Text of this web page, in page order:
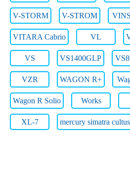
V-STORM V-STROM
VITARA Cabrio VL
VS VS1400GLP
VZR WAGON R+
Wagon R Solio Works
XL-7 mercury simatra cultus